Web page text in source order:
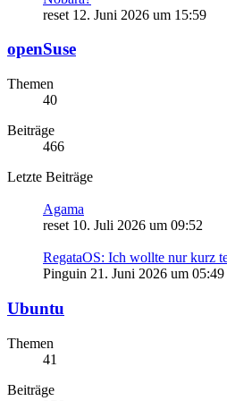
reset 12. Juni 2026 um 15:59
openSuse
Themen
40
Beiträge
466
Letzte Beiträge
Agama
reset 10. Juli 2026 um 09:52
RegataOS: Ich wollte nur kurz
Pinguin 21. Juni 2026 um 05:49
Ubuntu
Themen
41
Beiträge